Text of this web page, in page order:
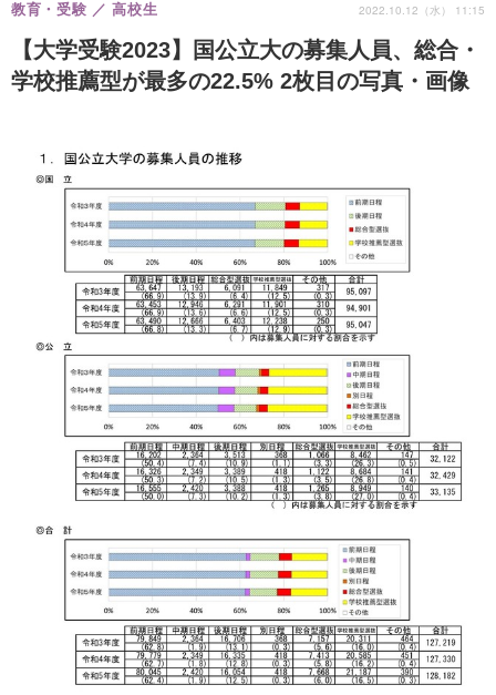
【大学受験2023】国公立大の募集人員、総合・
学校推薦型が最多の22.5% 2枚目の写真・画像
教育・受験 高校生 2022.10.12（水） 11:15